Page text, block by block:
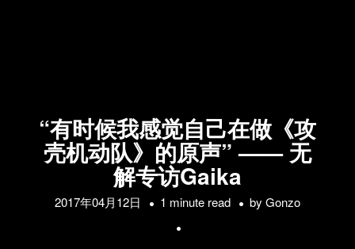
“有时候我感觉自己在做《攻
壳机动队》的原声” —— 无
解专访Gaika
2017年04月12日 1 minute read by Gonzo